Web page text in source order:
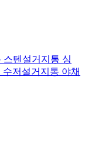
스텐설거지통 싱
저설거지통 야채